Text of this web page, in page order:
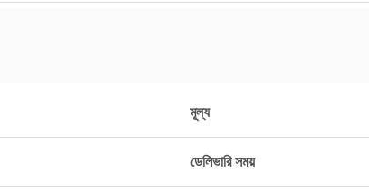
মূল্য
ডেলিভারি সময়